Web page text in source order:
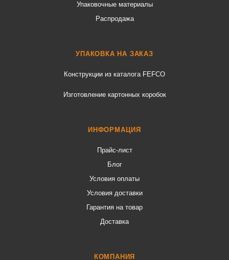
Упаковочные материалы
Распродажа
УПАКОВКА НА ЗАКАЗ
Конструкции из каталога FEFCO
Изготовление картонных коробок
ИНФОРМАЦИЯ
Прайс-лист
Блог
Условия оплаты
Условия доставки
Гарантия на товар
Доставка
КОМПАНИЯ